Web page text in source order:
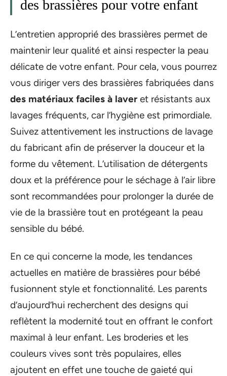
des brassières pour votre enfant
L’entretien approprié des brassières permet de
maintenir leur qualité et ainsi respecter la peau
délicate de votre enfant. Pour cela, vous pourrez
vous diriger vers des brassières fabriquées dans
des matériaux faciles à laver et résistants aux
lavages fréquents, car l’hygiène est primordiale.
Suivez attentivement les instructions de lavage
du fabricant afin de préserver la douceur et la
forme du vêtement. L’utilisation de détergents
doux et la préférence pour le séchage à l’air libre
sont recommandées pour prolonger la durée de
vie de la brassière tout en protégeant la peau
sensible du bébé.
En ce qui concerne la mode, les tendances
actuelles en matière de brassières pour bébé
fusionnent style et fonctionnalité. Les parents
d’aujourd’hui recherchent des designs qui
reflètent la modernité tout en offrant le confort
maximal à leur enfant. Les broderies et les
couleurs vives sont très populaires, elles
ajoutent en effet une touche de gaieté qui